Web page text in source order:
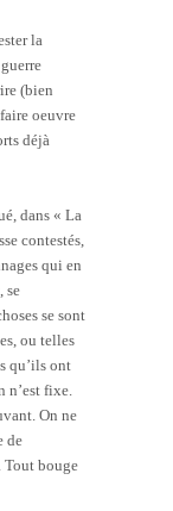
la
(bien
oeuvre
déjà
dans « La
contestés,
qui en
se
se sont
ou telles
qu’ils ont
n’est fixe.
On ne
de
Tout bouge